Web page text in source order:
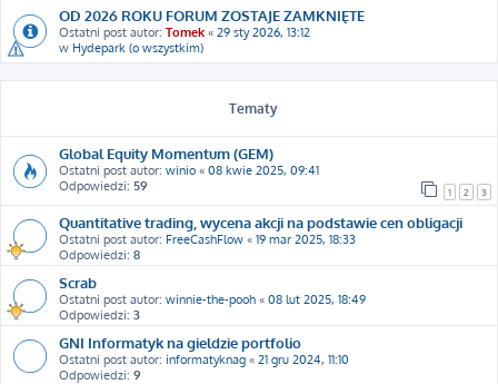
OD 2026 ROKU FORUM ZOSTAJE ZAMKNIĘTE
Ostatni post autor: Tomek « 29 sty 2026, 13:12
w Hydepark (o wszystkim)
Tematy
Global Equity Momentum (GEM)
Ostatni post autor: winio « 08 kwie 2025, 09:41
Odpowiedzi: 59 1 2 3
Quantitative trading, wycena akcji na podstawie cen obligacji
Ostatni post autor: FreeCashFlow « 19 mar 2025, 18:33
Odpowiedzi: 8
Scrab
Ostatni post autor: winnie-the-pooh « 08 lut 2025, 18:49
Odpowiedzi: 3
GNI Informatyk na gieldzie portfolio
Ostatni post autor: informatyknag « 21 gru 2024, 11:10
Odpowiedzi: 9